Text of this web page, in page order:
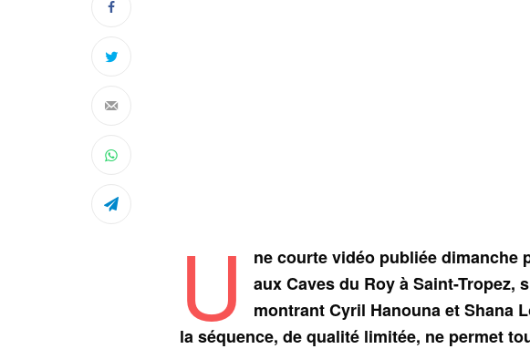
U
ne courte vidéo publiée dimanche
aux Caves du Roy à Saint-
montrant Cyril Hanouna et Shana
la séquence, de qualité limitée, ne permet